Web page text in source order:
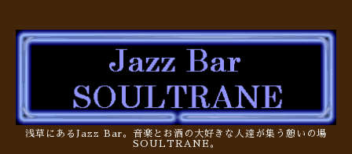
浅草にあるJazz Bar。音楽とお酒の大好きな人達が集う憩いの場
SOULTRANE。